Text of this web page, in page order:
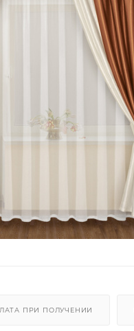
ПРИ ПОЛУЧЕНИИ